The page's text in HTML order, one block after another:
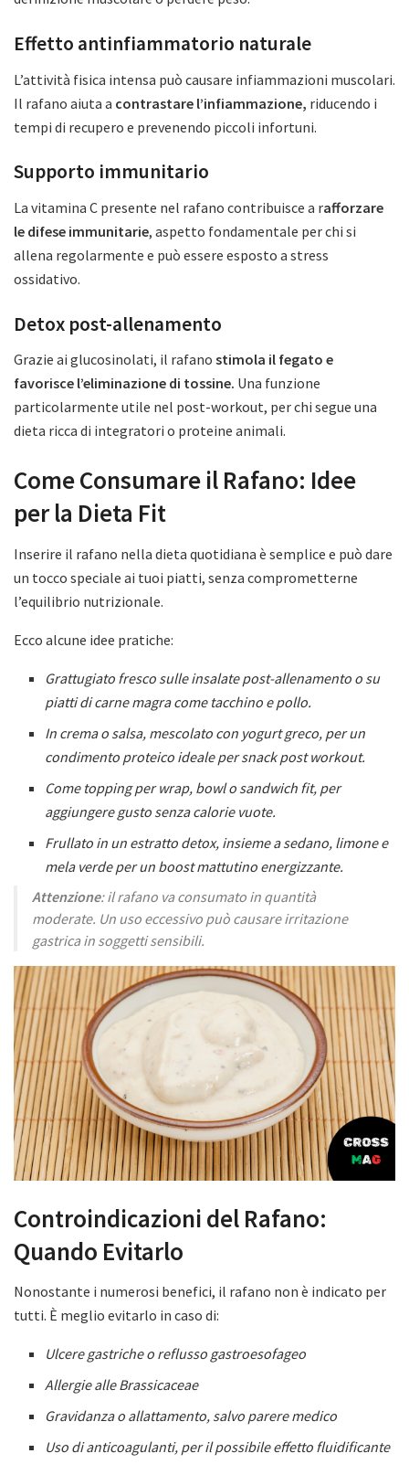
Effetto antinfiammatorio naturale
L’attività fisica intensa può causare infiammazioni muscolari.
Il rafano aiuta a contrastare l’infiammazione, riducendo i
tempi di recupero e prevenendo piccoli infortuni.
Supporto immunitario
La vitamina C presente nel rafano contribuisce a rafforzare
le difese immunitarie, aspetto fondamentale per chi si
allena regolarmente e può essere esposto a stress
ossidativo.
Detox post-allenamento
Grazie ai glucosinolati, il rafano stimola il fegato e
favorisce l’eliminazione di tossine. Una funzione
particolarmente utile nel post-workout, per chi segue una
dieta ricca di integratori o proteine animali.
Come Consumare il Rafano: Idee
per la Dieta Fit
Inserire il rafano nella dieta quotidiana è semplice e può dare
un tocco speciale ai tuoi piatti, senza comprometterne
l’equilibrio nutrizionale.
Ecco alcune idee pratiche:
Grattugiato fresco sulle insalate post-allenamento o su
piatti di carne magra come tacchino e pollo.
In crema o salsa, mescolato con yogurt greco, per un
condimento proteico ideale per snack post workout.
Come topping per wrap, bowl o sandwich fit, per
aggiungere gusto senza calorie vuote.
Frullato in un estratto detox, insieme a sedano, limone e
mela verde per un boost mattutino energizzante.
Attenzione: il rafano va consumato in quantità
moderate. Un uso eccessivo può causare irritazione
gastrica in soggetti sensibili.
Controindicazioni del Rafano:
Quando Evitarlo
Nonostante i numerosi benefici, il rafano non è indicato per
tutti. È meglio evitarlo in caso di:
Ulcere gastriche o reflusso gastroesofageo
Allergie alle Brassicaceae
Gravidanza o allattamento, salvo parere medico
Uso di anticoagulanti, per il possibile effetto fluidificante